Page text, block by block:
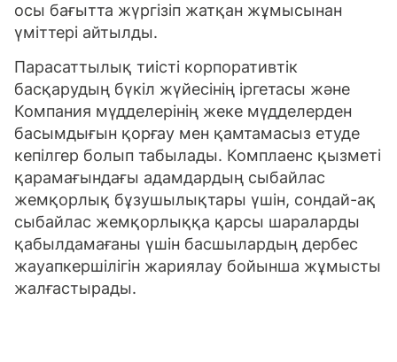
осы бағытта жүргізіп жатқан жұмысынан
үміттері айтылды.
Парасаттылық тиісті корпоративтік
басқарудың бүкіл жүйесінің іргетасы және
Компания мүдделерінің жеке мүдделерден
басымдығын қорғау мен қамтамасыз етуде
кепілгер болып табылады. Комплаенс қызметі
қарамағындағы адамдардың сыбайлас
жемқорлық бұзушылықтары үшін, сондай-ақ
сыбайлас жемқорлыққа қарсы шараларды
қабылдамағаны үшін басшылардың дербес
жауапкершілігін жариялау бойынша жұмысты
жалғастырады.